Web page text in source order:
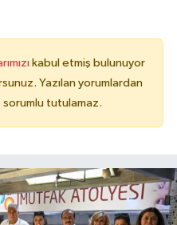
kabul etmiş bulunuyor
Yazılan yorumlardan
sorumlu tutulamaz.